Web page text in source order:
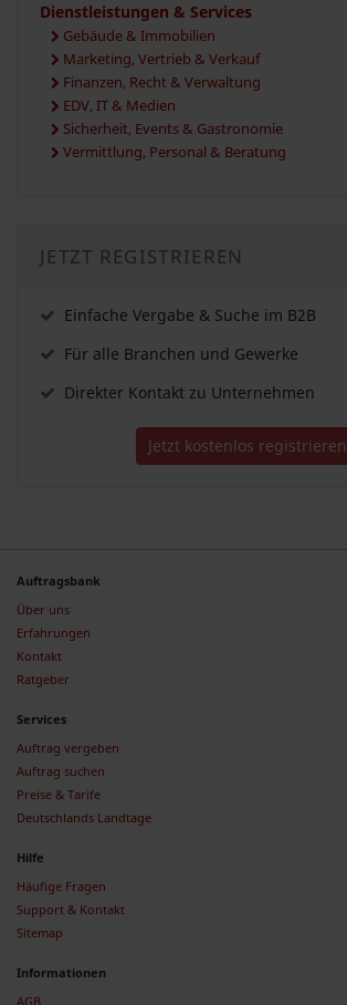
Dienstleistungen & Services
Gebäude & Immobilien
Marketing, Vertrieb & Verkauf
Finanzen, Recht & Verwaltung
EDV, IT & Medien
Sicherheit, Events & Gastronomie
Vermittlung, Personal & Beratung
JETZT REGISTRIEREN
Einfache Vergabe & Suche im B2B
Für alle Branchen und Gewerke
Direkter Kontakt zu Unternehmen
Jetzt kostenlos registrieren
Auftragsbank
Über uns
Erfahrungen
Kontakt
Ratgeber
Services
Auftrag vergeben
Auftrag suchen
Preise & Tarife
Deutschlands Landtage
Hilfe
Häufige Fragen
Support & Kontakt
Sitemap
Informationen
AGB